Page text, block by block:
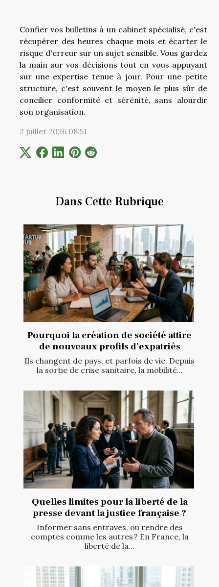
Dans Cette Rubrique
Pourquoi la création de société attire
de nouveaux profils d’expatriés
Ils changent de pays, et parfois de vie. Depuis
la sortie de crise sanitaire, la mobilité...
Quelles limites pour la liberté de la
presse devant la justice française ?
Informer sans entraves, ou rendre des
comptes comme les autres ? En France, la
liberté de la...
Confier vos bulletins à un cabinet spécialisé, c'est
récupérer des heures chaque mois et écarter le
risque d'erreur sur un sujet sensible. Vous gardez
la main sur vos décisions tout en vous appuyant
sur une expertise tenue à jour. Pour une petite
structure, c'est souvent le moyen le plus sûr de
concilier conformité et sérénité, sans alourdir
son organisation.
2 juillet 2026 08:51